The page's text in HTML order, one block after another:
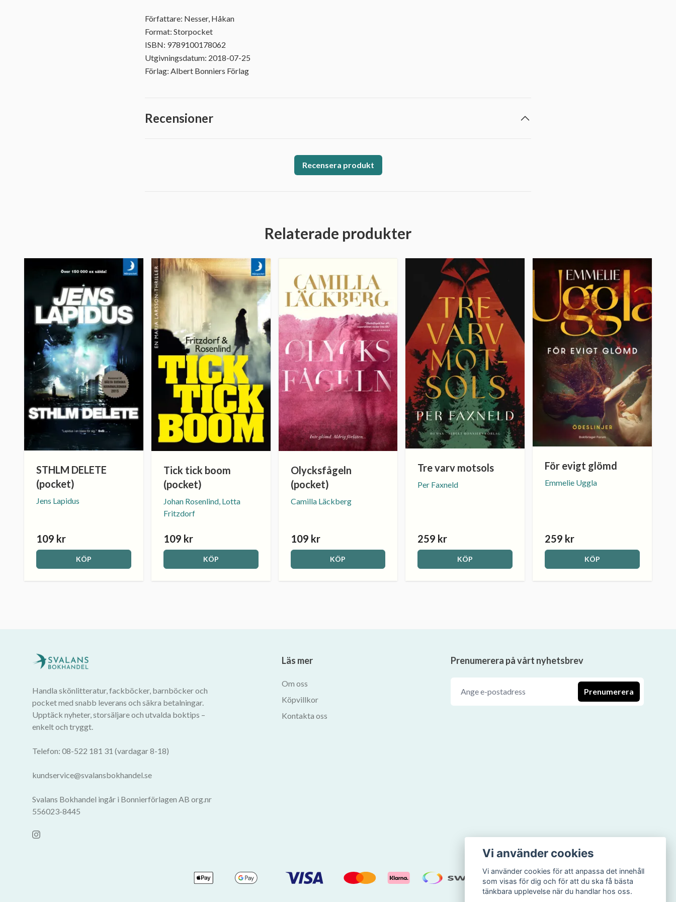
Författare: Nesser, Håkan
Format: Storpocket
ISBN: 9789100178062
Utgivningsdatum: 2018-07-25
Förlag: Albert Bonniers Förlag
Recensioner
Recensera produkt
Relaterade produkter
STHLM DELETE
(pocket)
Jens Lapidus
109 kr
KÖP
Tick tick boom
(pocket)
Johan Rosenlind, Lotta
Fritzdorf
109 kr
KÖP
Olycksfågeln
(pocket)
Camilla Läckberg
109 kr
KÖP
Tre varv motsols
Per Faxneld
259 kr
KÖP
För evigt glömd
Emmelie Uggla
259 kr
KÖP
Handla skönlitteratur, fackböcker, barnböcker och
pocket med snabb leverans och säkra betalningar.
Upptäck nyheter, storsäljare och utvalda boktips –
enkelt och tryggt.
Telefon: 08-522 181 31 (vardagar 8-18)
kundservice@svalansbokhandel.se
Svalans Bokhandel ingår i Bonnierförlagen AB org.nr
556023-8445
Läs mer
Om oss
Köpvillkor
Kontakta oss
Prenumerera på vårt nyhetsbrev
Prenumerera
Vi använder cookies
Vi använder cookies för att anpassa det innehåll
som visas för dig och för att du ska få bästa
tänkbara upplevelse när du handlar hos oss.